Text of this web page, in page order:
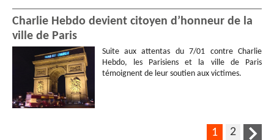
Charlie Hebdo devient citoyen d’honneur de la
ville de Paris
Suite aux attentas du 7/01 contre Charlie
Hebdo, les Parisiens et la ville de Paris
témoignent de leur soutien aux victimes.
1 2